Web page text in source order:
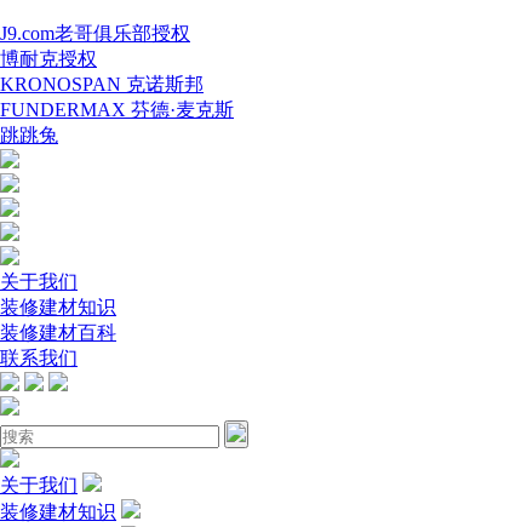
J9.com老哥俱乐部授权
博耐克授权
KRONOSPAN 克诺斯邦
FUNDERMAX 芬德·麦克斯
跳跳兔
关于我们
装修建材知识
装修建材百科
联系我们
关于我们
装修建材知识